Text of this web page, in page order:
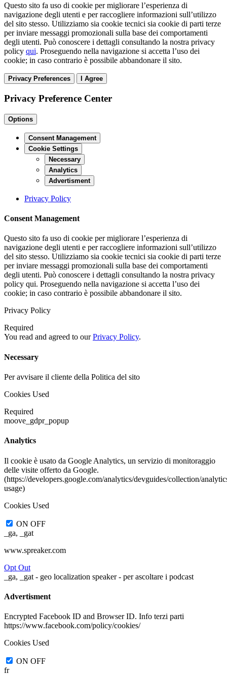
Questo sito fa uso di cookie per migliorare l’esperienza di
navigazione degli utenti e per raccogliere informazioni sull’utilizzo
del sito stesso. Utilizziamo sia cookie tecnici sia cookie di parti terze
per inviare messaggi promozionali sulla base dei comportamenti
degli utenti. Può conoscere i dettagli consultando la nostra privacy
policy qui. Proseguendo nella navigazione si accetta l’uso dei
cookie; in caso contrario è possibile abbandonare il sito.
Privacy Preferences I Agree
Privacy Preference Center
Options
Consent Management
Cookie Settings
Necessary
Analytics
Advertisment
Privacy Policy
Consent Management
Questo sito fa uso di cookie per migliorare l’esperienza di
navigazione degli utenti e per raccogliere informazioni sull’utilizzo
del sito stesso. Utilizziamo sia cookie tecnici sia cookie di parti terze
per inviare messaggi promozionali sulla base dei comportamenti
degli utenti. Può conoscere i dettagli consultando la nostra privacy
policy qui. Proseguendo nella navigazione si accetta l’uso dei
cookie; in caso contrario è possibile abbandonare il sito.
Privacy Policy
Required
You read and agreed to ourPrivacy Policy.
Necessary
Per avvisare il cliente della Politica del sito
Cookies Used
Required
moove_gdpr_popup
Analytics
Il cookie è usato da Google Analytics, un servizio di monitoraggio
delle visite offerto da Google.
(https://developers.google.com/analytics/devguides/collection/
usage)
Cookies Used
ON OFF
_ga, _gat
www.spreaker.com
Opt Out
_ga, _gat - geo localization speaker - per ascoltare i podcast
Advertisment
Encrypted Facebook ID and Browser ID. Info terzi parti
https://www.facebook.com/policy/cookies/
Cookies Used
ON OFF
fr